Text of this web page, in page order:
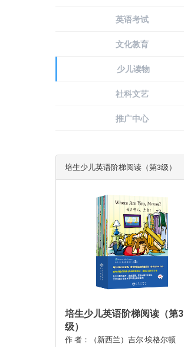
英语考试
文化教育
少儿读物
社科文艺
推广中心
培生少儿英语阶梯阅读（第3级）
培生少儿英语阶梯阅读（第3
级）
作 者：（新西兰）吉尔·埃格尔顿